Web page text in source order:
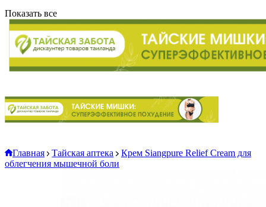
Показать все
Главная Тайская аптека
Крем Siangpure Relief Cream для
облегчения мышечной боли